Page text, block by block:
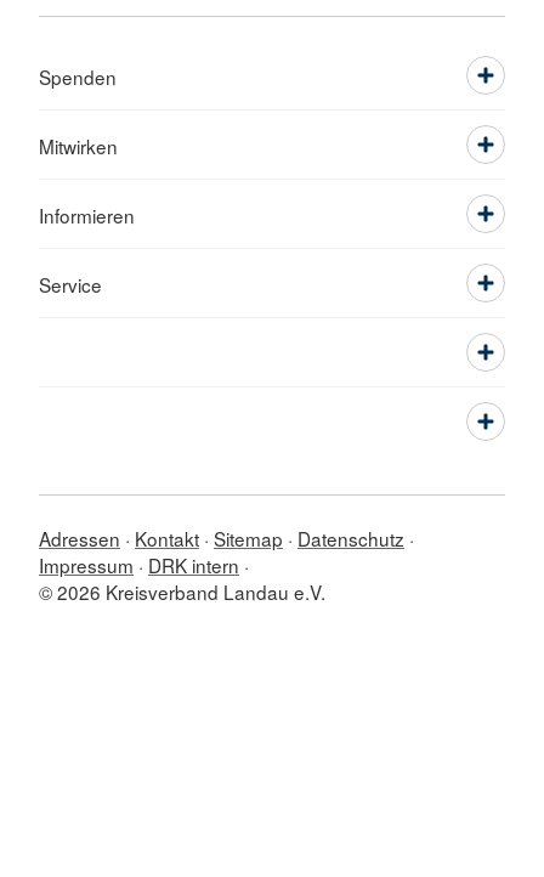
Spenden
Mitwirken
Informieren
Service
Adressen Kontakt Sitemap
Datenschutz
Impressum
DRK intern
© 2026 Kreisverband Landau e.V.